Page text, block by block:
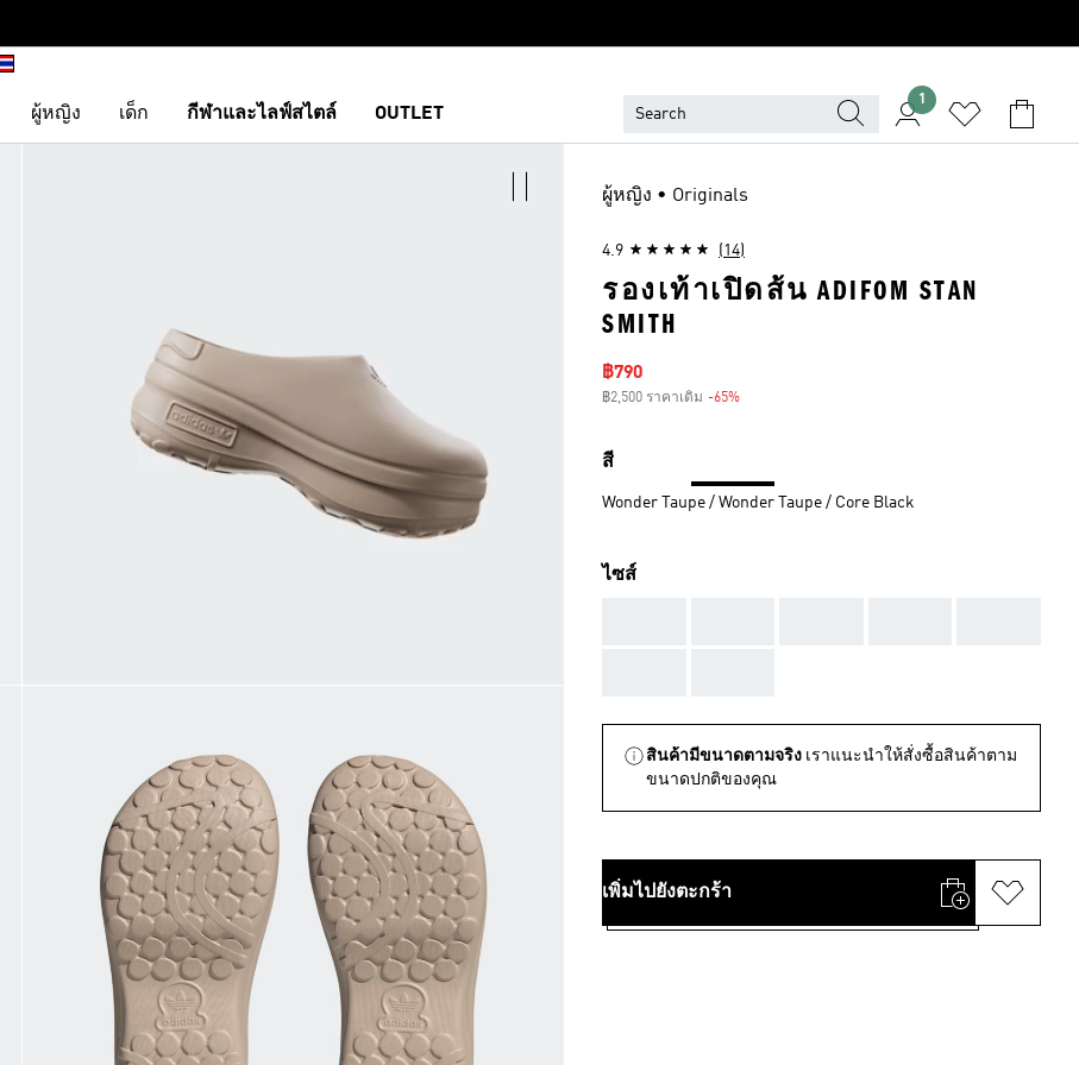
ผู้หญิง เด็ก กีฬาและไลฟ์สไตล์ OUTLET
1
ผู้หญิง • Originals
4.9 (14)
รองเท้าเปิดส้น ADIFOM STAN
SMITH
ราคาลด
฿790
฿2,500 ราคาเดิม -65%
สี
Wonder Taupe / Wonder Taupe / Core Black
ไซส์
สินค้ามีขนาดตามจริง เราแนะนำให้สั่งซื้อสินค้าตาม
ขนาดปกติของคุณ
เพิ่มไปยังตะกร้า